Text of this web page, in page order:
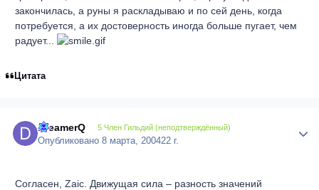
закончилась, а руны я раскладываю и по сей день, когда
потребуется, а их достоверность иногда больше пугает, чем
радует...
Цитата
DreamerQ 5 Член Гильдий (неподтверждённый)
Опубликовано8 марта, 200422 г.
Согласен, Zaic. Движущая сила – разность значений